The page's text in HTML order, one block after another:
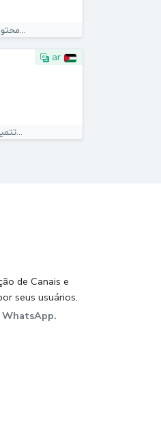
محتوى آمن و حصري لأطفالكم، يناسب الأطفال...
ar
تتميز رؤيا بتقديم مضمون إعلامي عالي المهنية...
de Canais e
seus usuários.